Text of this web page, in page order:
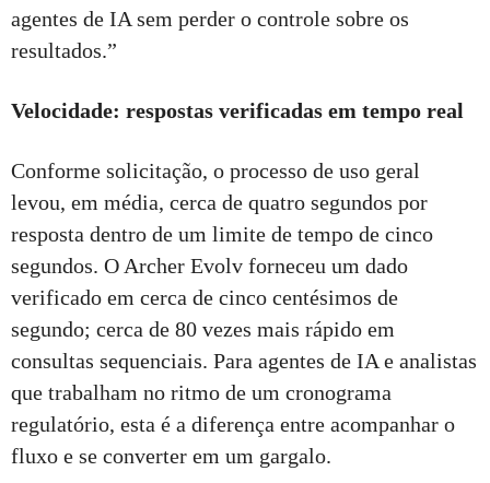
agentes de IA sem perder o controle sobre os
resultados.”
Velocidade: respostas verificadas em tempo real
Conforme solicitação, o processo de uso geral
levou, em média, cerca de quatro segundos por
resposta dentro de um limite de tempo de cinco
segundos. O Archer Evolv forneceu um dado
verificado em cerca de cinco centésimos de
segundo; cerca de 80 vezes mais rápido em
consultas sequenciais. Para agentes de IA e analistas
que trabalham no ritmo de um cronograma
regulatório, esta é a diferença entre acompanhar o
fluxo e se converter em um gargalo.